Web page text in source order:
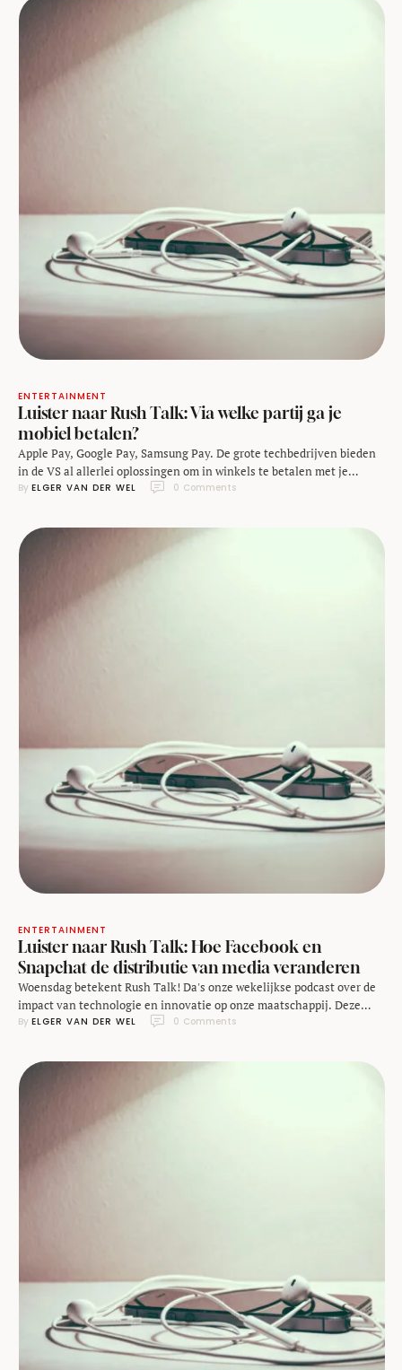
ENTERTAINMENT
Luister naar Rush Talk: Via welke partij ga je
mobiel betalen?
Apple Pay, Google Pay, Samsung Pay. De grote techbedrijven bieden
in de VS al allerlei oplossingen om in winkels te betalen met je
smartphone en het kan niet lang meer duren voordat we die ook in
banken het aan aan klanten met een Android-toestel en ook de …
By ELGER VAN DER WEL 0 Comments
ENTERTAINMENT
Luister naar Rush Talk: Hoe Facebook en
Snapchat de distributie van media veranderen
Woensdag betekent Rush Talk! Da's onze wekelijkse podcast over de
impact van technologie en innovatie op onze maatschappij. Deze
week hebben we het over hoe de distributie van media op internet
de apps van uitgevers; de content verschuift heel langzaam naar de
platforms van …
By ELGER VAN DER WEL 0 Comments